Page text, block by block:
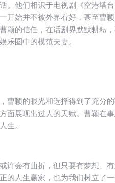
。他们相识于电视剧《空港塔
开始并不被外界看好，甚至曹
颖的信任，在话剧界默默耕耘
乐圈中的模范夫妻。
曹颖的眼光和选择得到了充分
面展现出过人的天赋。曹颖在
生。
许会有曲折，但只要有梦想、
的人生赢家，也为我们树立了